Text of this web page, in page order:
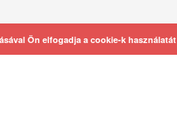
Ön elfogadja a cookie-k használatát